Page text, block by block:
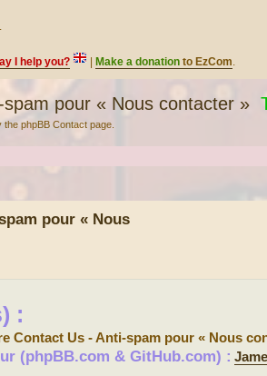
.
I help you? Make a donation to EzCom.
pour « Nous contacter »
phpBB Contact page.
pour « Nous
:
Contact Us - Anti-spam pour « Nous
(phpBB.com & GitHub.com) :